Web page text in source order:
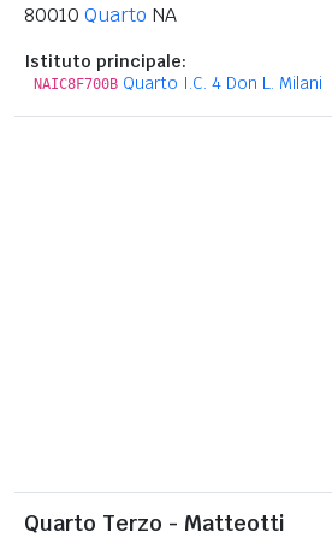
80010 Quarto NA
Istituto principale:
NAIC8F700B Quarto I.C. 4 Don L. Milani
Quarto Terzo - Matteotti